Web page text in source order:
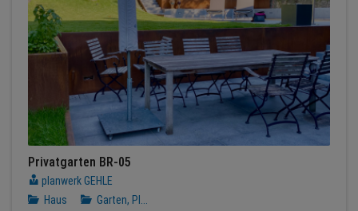
Privatgarten BR-05
planwerk GEHLE
Haus
Garten, Pl...